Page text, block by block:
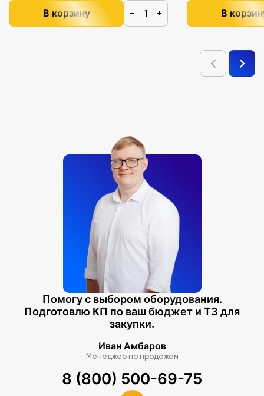
В корзину − + В
Помогу с выбором оборудования.
Подготовлю КП по ваш бюджет и ТЗ для
закупки.
Иван Амбаров
Менеджер по продажам
8 (800) 500-69-75